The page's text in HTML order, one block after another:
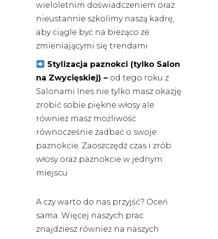
wieloletnim doświadczeniem oraz
nieustannie szkolimy naszą kadrę,
aby ciągle być na bieżąco ze
zmieniającymi się trendami
Stylizacja paznokci (tylko Salon
na Zwycięskiej) – od tego roku z
Salonami Ines nie tylko masz okazję
zrobić sobie piękne włosy ale
również masz możliwość
równocześnie zadbać o swoje
paznokcie. Zaoszczędź czas i zrób
włosy oraz paznokcie w jednym
miejscu
A czy warto do nas przyjść? Oceń
sama. Więcej naszych prac
znajdziesz również na naszych